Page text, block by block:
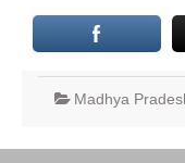
Madhya